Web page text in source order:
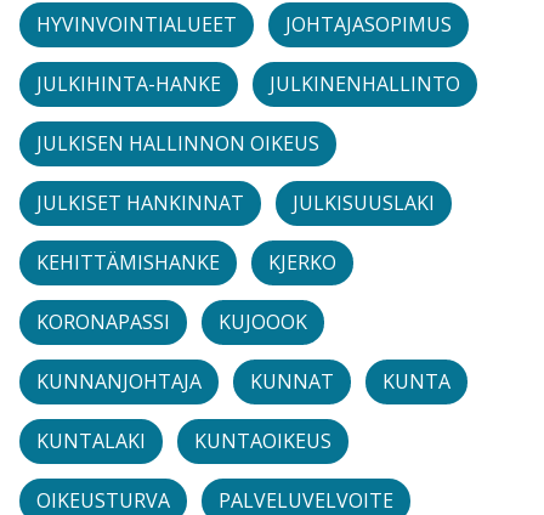
HYVINVOINTIALUEET JOHTAJASOPIMUS
JULKIHINTA-HANKE JULKINENHALLINTO
JULKISEN HALLINNON OIKEUS
JULKISET HANKINNAT JULKISUUSLAKI
KEHITTÄMISHANKE KJERKO
KORONAPASSI KUJOOOK
KUNNANJOHTAJA KUNNAT KUNTA
KUNTALAKI KUNTAOIKEUS
OIKEUSTURVA PALVELUVELVOITE